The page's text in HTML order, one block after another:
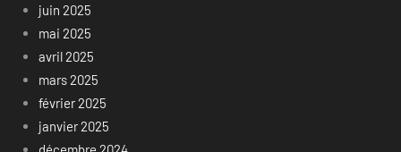
juin 2025
mai 2025
avril 2025
mars 2025
février 2025
janvier 2025